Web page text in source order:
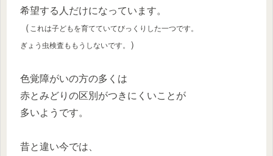
希望する人だけになっています。
（ これは子どもを育てていてびっくりした一つです。
ぎょう虫検査ももうしないです。
）
色覚障がいの方の多くは
赤とみどりの区別がつきにくいことが
多いようです。
昔と違い今では、